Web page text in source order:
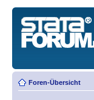
Foren-Übersicht